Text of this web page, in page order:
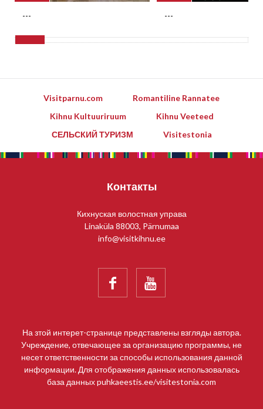
--- ---
Visitparnu.com
Romantiline Rannatee
Kihnu Kultuuriruum
Kihnu Veeteed
СЕЛЬСКИЙ ТУРИЗМ
Visitestonia
Контакты
Кихнуская волостная управа
Linaküla 88003, Pärnumaa
info@visitkihnu.ee
 
На зтой интерет-странице представлены взгляды автора.
Учреждение, отвечающее за организацию программы, не
несет ответственности за способы использования данной
информации. Для отображения данных использовалась
база данных puhkaeestis.ee/visitestonia.com